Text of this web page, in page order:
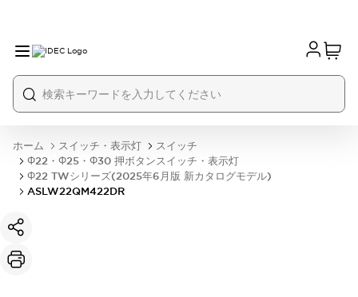
ホーム スイッチ・表示灯
スイッチ
Φ22・Φ25・Φ30 押ボタンスイッチ・表示灯
Φ22 TWシリーズ(2025年6月版 新カタログモデル)
ASLW22QM422DR